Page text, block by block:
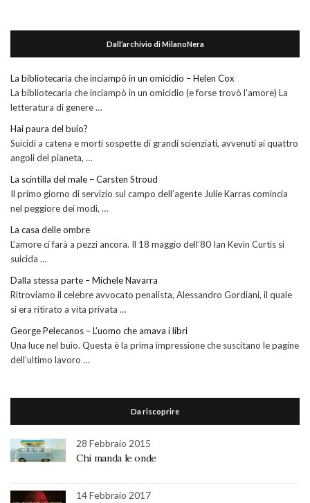
Dall’archivio di MilanoNera
La bibliotecaria che inciampò in un omicidio – Helen Cox
La bibliotecaria che inciampò in un omicidio (e forse trovò l’amore) La
letteratura di genere …
Hai paura del buio?
Suicidi a catena e morti sospette di grandi scienziati, avvenuti ai quattro
angoli del pianeta, …
La scintilla del male – Carsten Stroud
Il primo giorno di servizio sul campo dell’agente Julie Karras comincia
nel peggiore dei modi, …
La casa delle ombre
L’amore ci farà a pezzi ancora. Il 18 maggio dell’80 Ian Kevin Curtis si
suicida …
Dalla stessa parte – Michele Navarra
Ritroviamo il celebre avvocato penalista, Alessandro Gordiani, il quale
si era ritirato a vita privata …
George Pelecanos – L’uomo che amava i libri
Una luce nel buio. Questa è la prima impressione che suscitano le pagine
dell’ultimo lavoro …
Da riscoprire
28 Febbraio 2015
Chi manda le onde
14 Febbraio 2017